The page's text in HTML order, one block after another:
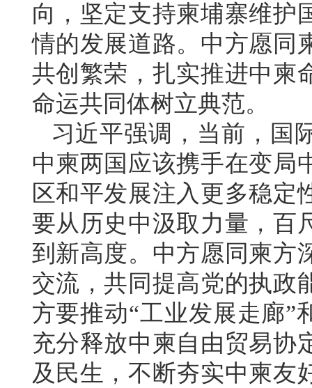
向，坚定支持柬埔寨维护
情的发展道路。中方愿同
共创繁荣，扎实推进中柬
命运共同体树立典范。
习近平强调，当前，国
中柬两国应该携手在变局
区和平发展注入更多稳定
要从历史中汲取力量，百
到新高度。中方愿同柬方
交流，共同提高党的执政
方要推动“工业发展走廊”
充分释放中柬自由贸易协
及民生，不断夯实中柬友